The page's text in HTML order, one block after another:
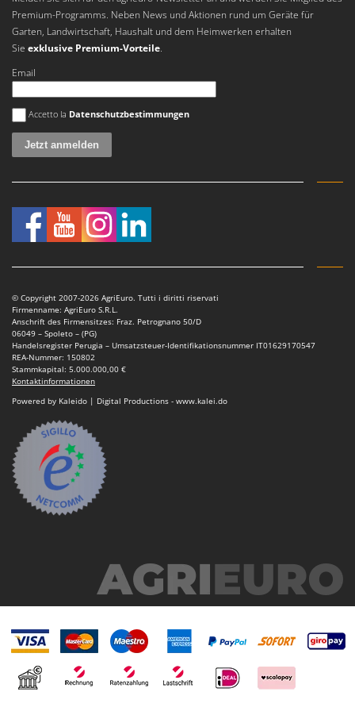
W
Wasserpumpen
Wein- und Obstpressen
Wein- und Ölschichtenfilter
Weitere Produkte
Wurstfüller
Zubehör für Rasentraktoren
KitchenAid
Komo
L
Laica
Landxcape
LAR Casalinghi
Lisam
Lotusgrill
M
M.A.I.BO.
Macom
Macte Ovens
Makita
MAMMAMIA
Marina Systems
Master
Mastercook
McCulloch
Minox
Mockmill
More than chef
MOSA
Premium-Programms. Neben News und Aktionen rund um Geräte für
Garten, Landwirtschaft, Haushalt und dem Heimwerken erhalten
Sie exklusive Premium-Vorteile.
Email
Es ist ein Fehler aufgetreten
Accetto la Datenschutzbestimmungen
© Copyright 2007-2026 AgriEuro. Tutti i diritti riservati
Firmenname: AgriEuro S.R.L.
Anschrift des Firmensitzes: Fraz. Petrognano 50/D
06049 – Spoleto – (PG)
Handelsregister Perugia – Umsatzsteuer-Identifikationsnummer IT01629170547
REA-Nummer: 150802
Stammkapital: 5.000.000,00 €
Kontaktinformationen
Powered by Kaleido | Digital Productions - www.kalei.do